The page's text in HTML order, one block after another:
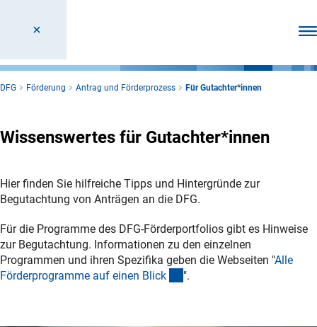
DFG Förderung Antrag und Förderprozess Für Gutachter*innen
Wissenswertes für Gutachter*innen
Hier finden Sie hilfreiche Tipps und Hintergründe zur
Begutachtung von Anträgen an die DFG.
Für die Programme des DFG-Förderportfolios gibt es Hinweise
zur Begutachtung. Informationen zu den einzelnen
Programmen und ihren Spezifika geben die Webseiten "Alle
Förderprogramme auf einen Blick (interner Link)
".